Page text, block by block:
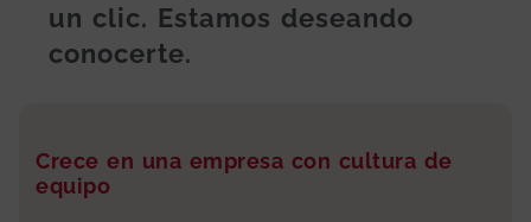
un clic. Estamos deseando
conocerte.
Crece en una empresa con cultura de
equipo